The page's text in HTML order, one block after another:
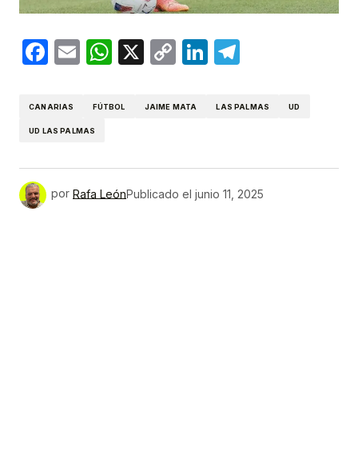
Facebook
EmailWhatsApp
X
CopyLinkedIn
CANARIAS FÚTBOL JAIME MATA LAS PALMAS UD
UD LAS PALMAS
por Rafa LeónPublicado el junio 11, 2025